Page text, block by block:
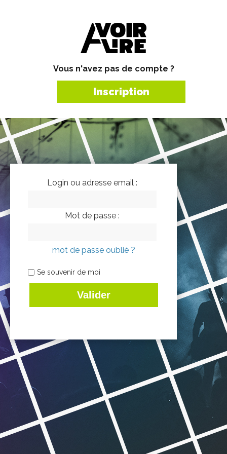
Vous n'avez pas de compte ?
Inscription
Login ou adresse email :
Mot de passe :
mot de passe oublié ?
Se souvenir de moi